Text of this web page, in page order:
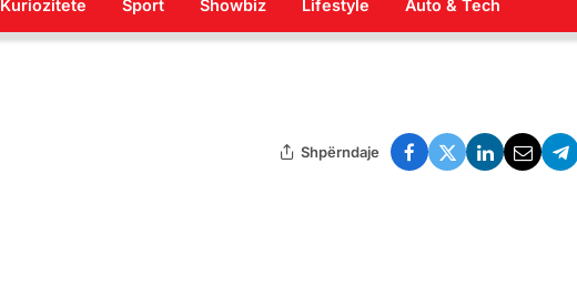
Kuriozitete Sport Showbiz Lifestyle Auto & Tech
Shpërndaje